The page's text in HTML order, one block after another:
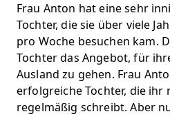
Frau Anton hat eine sehr
Tochter, die sie über viele
pro Woche besuchen kam.
Tochter das Angebot, für
Ausland zu gehen. Frau
erfolgreiche Tochter, die ihr
regelmäßig schreibt. Aber